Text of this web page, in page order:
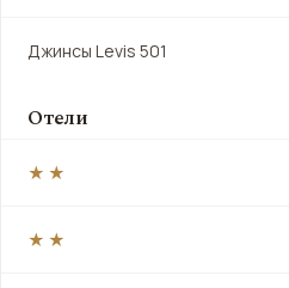
Джинсы Levis 501
Отели
★★
★★